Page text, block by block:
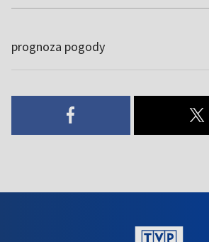
prognoza pogody